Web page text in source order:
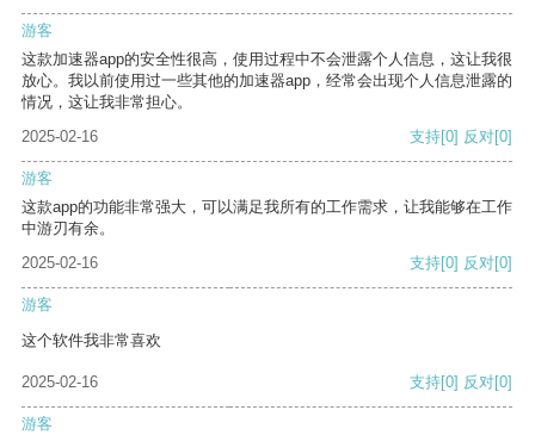
游客
这款加速器app的安全性很高，使用过程中不会泄露个人信息，这让我很
放心。我以前使用过一些其他的加速器app，经常会出现个人信息泄露的
情况，这让我非常担心。
2025-02-16
支持[0] 反对[0]
游客
这款app的功能非常强大，可以满足我所有的工作需求，让我能够在工作
中游刃有余。
2025-02-16
支持[0] 反对[0]
游客
这个软件我非常喜欢
2025-02-16 支持[0] 反对[0]
游客